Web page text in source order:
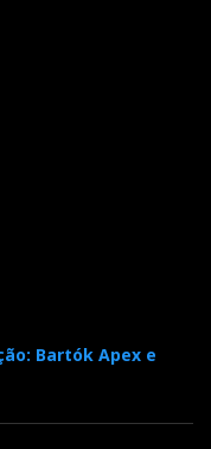
Bartók Apex e